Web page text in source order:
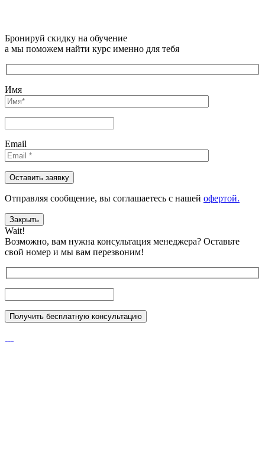
Бронируй скидку на обучение
а мы поможем найти курс именно для тебя
Имя
Email
Отправляя сообщениe, вы соглашаетесь с нашей офертой.
Закрыть
Wait!
Возможно, вам нужна консультация менеджера? Оставьте
свой номер и мы вам перезвоним!